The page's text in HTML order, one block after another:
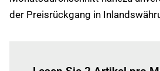
der Preisrückgang in